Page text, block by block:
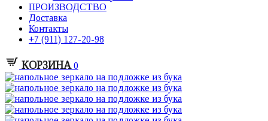
ПРОИЗВОДСТВО
Доставка
Контакты
+7 (911) 127-20-98
КОРЗИНА 0